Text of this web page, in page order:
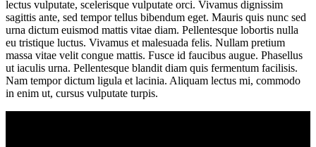
lectus vulputate, scelerisque vulputate orci. Vivamus dignissim
sagittis ante, sed tempor tellus bibendum eget. Mauris quis nunc sed
urna dictum euismod mattis vitae diam. Pellentesque lobortis nulla
eu tristique luctus. Vivamus et malesuada felis. Nullam pretium
massa vitae velit congue mattis. Fusce id faucibus augue. Phasellus
ut iaculis urna. Pellentesque blandit diam quis fermentum facilisis.
Nam tempor dictum ligula et lacinia. Aliquam lectus mi, commodo
in enim ut, cursus vulputate turpis.